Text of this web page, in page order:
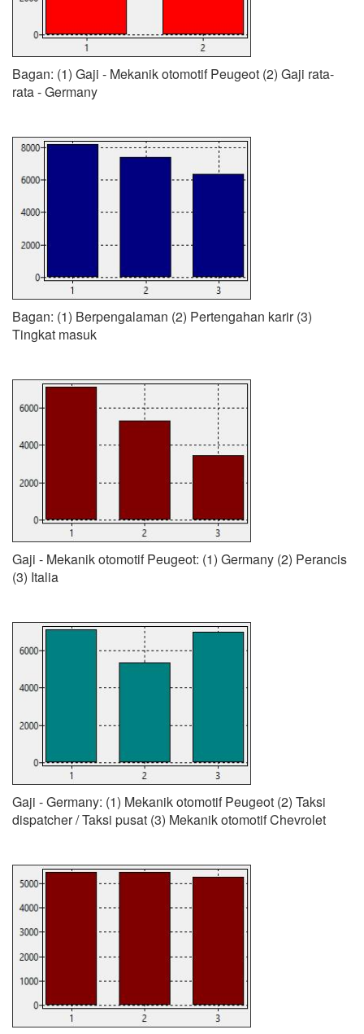
Bagan: (1) Gaji - Mekanik otomotif Peugeot (2) Gaji rata-
rata - Germany
Bagan: (1) Berpengalaman (2) Pertengahan karir (3)
Tingkat masuk
Gaji - Mekanik otomotif Peugeot: (1) Germany (2) Perancis
(3) Italia
Gaji - Germany: (1) Mekanik otomotif Peugeot (2) Taksi
dispatcher / Taksi pusat (3) Mekanik otomotif Chevrolet